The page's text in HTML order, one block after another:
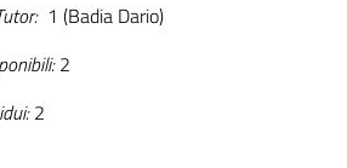
1 (Badia Dario)
2
2